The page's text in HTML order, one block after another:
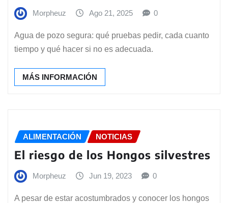
Morpheuz Ago 21, 2025 0
Agua de pozo segura: qué pruebas pedir, cada cuanto
tiempo y qué hacer si no es adecuada.
MÁS INFORMACIÓN
ALIMENTACIÓN NOTICIAS
El riesgo de los Hongos silvestres
Morpheuz Jun 19, 2023 0
A pesar de estar acostumbrados y conocer los hongos